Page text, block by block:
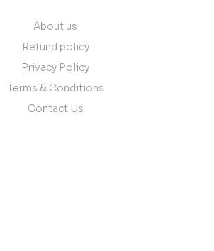
About us
Refund policy
Privacy Policy
Terms & Conditions
Contact Us